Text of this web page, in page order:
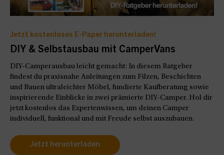
Jetzt kostenloses E-Paper herunterladen!
DIY & Selbstausbau mit CamperVans
DIY-Camperausbau leicht gemacht: In diesem Ratgeber
findest du praxisnahe Anleitungen zum Filzen, Beschichten
und Bauen ultraleichter Möbel, fundierte Kaufberatung sowie
inspirierende Einblicke in zwei prämierte DIY-Camper. Hol dir
jetzt kostenlos das Expertenwissen, um deinen Camper
individuell, funktional und mit Freude selbst auszubauen.
Jetzt herunterladen